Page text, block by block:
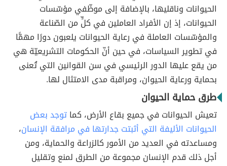
الحيوانات وناقليها، بالإضافة إلى موظّفي مؤسّسات
الحيوانات، إذ إن الأفراد العاملين في كلٍّ من الصّناعة
والمؤسّسات العاملة في رعاية الحيوانات يلعبون دورًا مهمًّا
في تطوير السياسات، في حين أنّ الحكومات التشريعيّة هي
من يقع عليها الدور الرئيسي في سن القوانين التي تُعنى
بحماية ورعاية الحيوان، ومراقبة مدى الامتثال لها.
طرق حماية الحيوان
تعيش الحيوانات في جميع بقاع الأرض، كماتوجد بعض
الحيوانات الأليفة التي أثبتت جدارتها في مرافقة الإنسان،
ومساعدته في العديد من الأمور كالزراعة والحماية، ومن
أجل ذلك قدم الإنسان مجموعة من الطرق لمنع وتقليل